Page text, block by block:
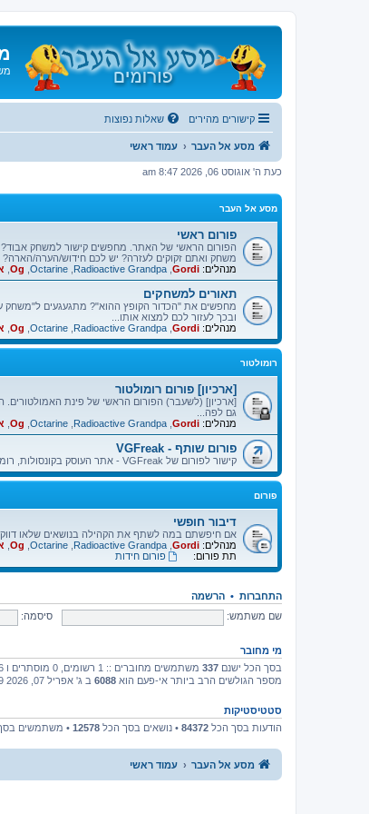
קישורים מהירים שאלות נפוצות
מסע אל העבר עמוד ראשי
כעת ה' אוגוסט 06, 2026 8:47 am
מסע אל העבר
פורום ראשי
הפורום הראשי של האתר. מחפשים קישור למשחק
משחק ואתם זקוקים לעזרה? יש לכם חידוש/הערה/
מנהלים: Gordi
Radioactive Grandpa
Octarine
Og
תאורים למשחקים
מחפשים את "הכדור הקופץ ההוא"? מתגעגעים ל"משחק
ובכך לעזור לכם למצוא אותו...
מנהלים: Gordi
Radioactive Grandpa
Octarine
Og
רומולטור
[ארכיון] פורום רומולטור
[ארכיון] (לשעבר) הפורום הראשי של פינת
גם לפה...
מנהלים: Gordi
Radioactive Grandpa
Octarine
Og
פורום שותף - VGFreak
קישור לפורום של VGFreak - אתר העוסק בקונסולות, רומים ואמולטורים.
פורום
דיבור חופשי
אם חיפשתם במה לשתף את הקהילה בנושאים שלאו
מנהלים: Gordi
Radioactive Grandpa
Octarine
Og
תת פורום:
פורום חידות
התחברות • הרשמה
שם משתמש:
סיסמה:
מי מחובר
בסך הכל ישנם 337 משתמשים מחוברים :: 1 רשומים, 0 מוסתרים ו 336 אורחים (מבוסס על משתמשים פעילים ב־5 הדקות האחרונות)
מספר הגולשים הרב ביותר אי-פעם הוא 6088 ב ג' אפריל 07, 2026 3:39 am
סטטיסטיקות
הודעות בסך הכל 84372 • נושאים בסך הכל 12578 • משתמשים
מסע אל העבר עמוד ראשי